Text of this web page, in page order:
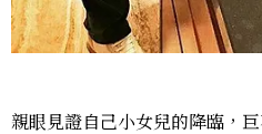
親眼見證自己小女兒的降臨，